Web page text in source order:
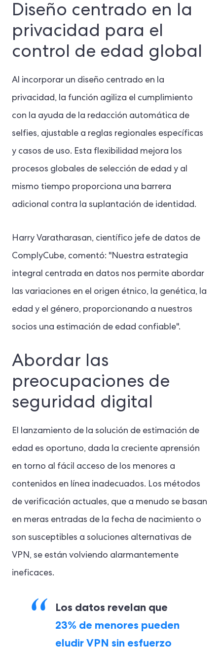
Diseño centrado en la
privacidad para el
control de edad global
Al incorporar un diseño centrado en la
privacidad, la función agiliza el cumplimiento
con la ayuda de la redacción automática de
selfies, ajustable a reglas regionales específicas
y casos de uso. Esta flexibilidad mejora los
procesos globales de selección de edad y al
mismo tiempo proporciona una barrera
adicional contra la suplantación de identidad.
Harry Varatharasan, científico jefe de datos de
ComplyCube, comentó: "Nuestra estrategia
integral centrada en datos nos permite abordar
las variaciones en el origen étnico, la genética, la
edad y el género, proporcionando a nuestros
socios una estimación de edad confiable".
Abordar las
preocupaciones de
seguridad digital
El lanzamiento de la solución de estimación de
edad es oportuno, dada la creciente aprensión
en torno al fácil acceso de los menores a
contenidos en línea inadecuados. Los métodos
de verificación actuales, que a menudo se basan
en meras entradas de la fecha de nacimiento o
son susceptibles a soluciones alternativas de
VPN, se están volviendo alarmantemente
ineficaces.
Los datos revelan que
23% de menores pueden
eludir VPN sin esfuerzo